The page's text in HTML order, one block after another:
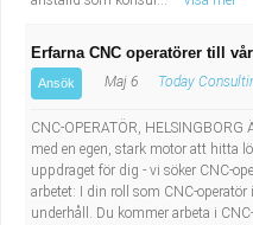
Erfarna CNC operatörer till
Ansök Maj 6 Today
CNC-OPERATÖR,
med en egen, stark motor att hitta
uppdraget för dig - vi söker CNC-
arbetet: I din roll som CNC-
underhåll. Du kommer arbeta i